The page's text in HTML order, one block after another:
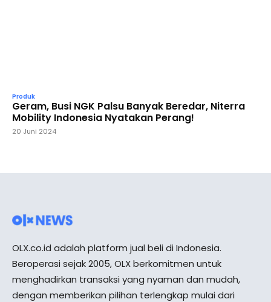
Produk
Geram, Busi NGK Palsu Banyak Beredar, Niterra
Mobility Indonesia Nyatakan Perang!
20 Juni 2024
OLX.co.id adalah platform jual beli di Indonesia.
Beroperasi sejak 2005, OLX berkomitmen untuk
menghadirkan transaksi yang nyaman dan mudah,
dengan memberikan pilihan terlengkap mulai dari